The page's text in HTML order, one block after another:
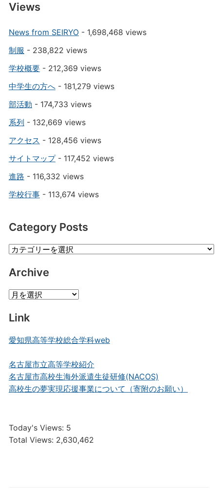
Views
News from SEIRYO- 1,698,468 views
制服 - 238,822 views
学校概要- 212,369 views
中学生の方へ- 181,279 views
部活動 - 174,733 views
系列 - 132,669 views
アクセス - 128,456 views
サイトマップ- 117,452 views
進路 - 116,332 views
学校行事- 113,674 views
Category Posts
Category
Archive
Archive
Link
愛知県高等学校総合学科web
名古屋市立高等学校紹介
名古屋市高校生海外派遣生徒研修(NACOS)
高校生の夢実現応援事業について（寄附のお願い）
Today's Views: 5
Total Views: 2,630,462